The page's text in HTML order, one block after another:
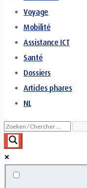
Voyage
Mobilité
Assistance ICT
Santé
Dossiers
Articles phares
NL